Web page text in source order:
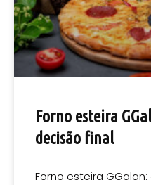
Forno esteira
decisão final
Forno esteira